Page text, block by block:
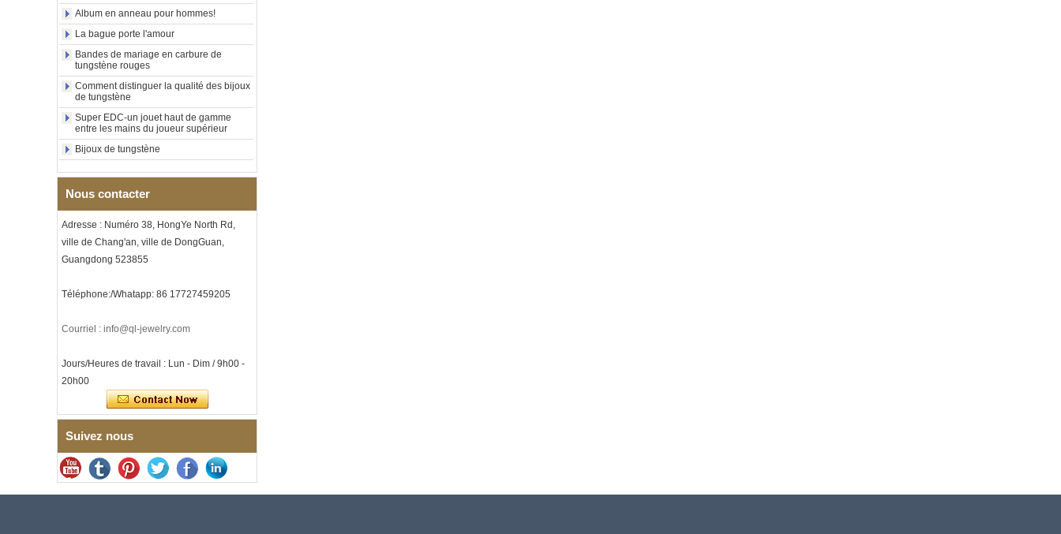
Bague en carbure de
tungstène avec chevalière
carrée polie noire,
incrustation en bois avec
motif croisé en coquille
d'ormeau, bague de
déclaration religieuse pour
hommes, gravure intérieure
personnalisée,
approvisionnement en vrac
OEM ODM, vente en
Bague en carbure de
8 mm, corde de guitare rouge
et incrustation d'opale
musique, gravure laser
intérieure personnalisée,
approvisionnement en vrac
Bracelet à maillons I en acier
inoxydable 304 en
pour hommes, fermoir
thérapeutiques avec pierres
intégrées
Bracelet pour femme en acier
céramique bleu saphir,
certifié EN1811 avec fermoir
à double pression sans
Album en anneau pour hommes!
La bague porte l'amour
Bandes de mariage en carbure de
tungstène rouges
Comment distinguer la qualité des bijoux
de tungstène
Super EDC-un jouet haut de gamme
entre les mains du joueur supérieur
Bijoux de tungstène
Nous contacter
Adresse : Numéro 38, HongYe North Rd,
ville de Chang'an, ville de DongGuan,
Guangdong 523855
Téléphone:/Whatapp: 86 17727459205
Courriel : info@ql-jewelry.com
Jours/Heures de travail : Lun - Dim / 9h00 -
20h00
Suivez nous